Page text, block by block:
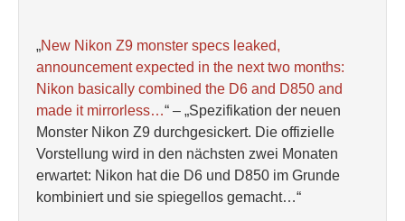
„New Nikon Z9 monster specs leaked,
announcement expected in the next two months:
Nikon basically combined the D6 and D850 and
made it mirrorless…“ – „Spezifikation der neuen
Monster Nikon Z9 durchgesickert. Die offizielle
Vorstellung wird in den nächsten zwei Monaten
erwartet: Nikon hat die D6 und D850 im Grunde
kombiniert und sie spiegellos gemacht…“